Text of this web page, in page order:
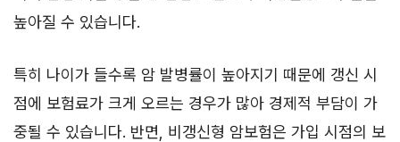
높아질 수 있습니다.
특히 나이가 들수록 암 발병률이 높아지기 때문에 갱신 시
점에 보험료가 크게 오르는 경우가 많아 경제적 부담이 가
중될 수 있습니다. 반면, 비갱신형 암보험은 가입 시점의 보